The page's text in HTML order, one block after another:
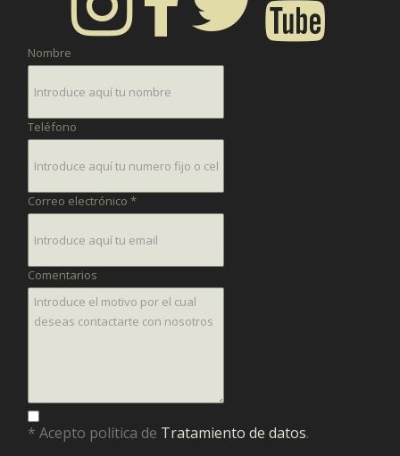
Nombre
Teléfono
Correo electrónico *
Comentarios
* Acepto política de Tratamiento de datos.